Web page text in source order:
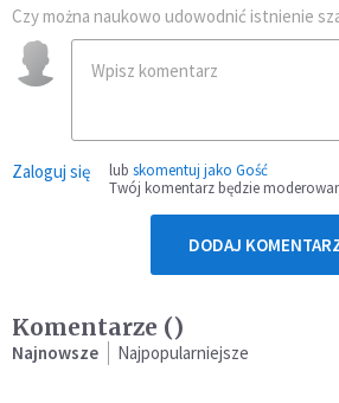
Czy można naukowo udowodnić istnienie
Zaloguj się lub skomentuj jako Gość
Twój komentarz będzie
DODAJ
Komentarze ()
Najnowsze Najpopularniejsze